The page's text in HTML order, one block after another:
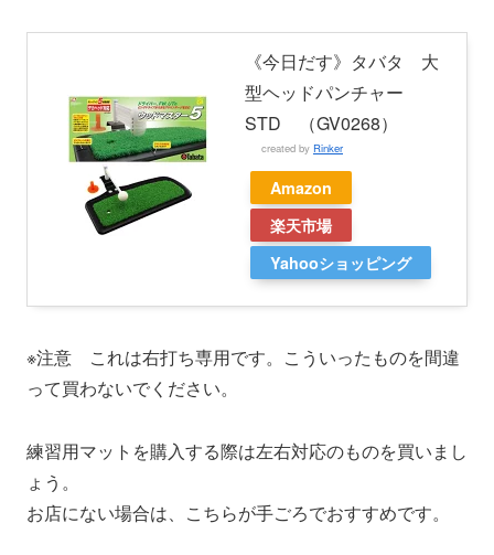
《今日だす》タバタ 大
型ヘッドパンチャー
STD （GV0268）
created by Rinker
Amazon
楽天市場
Yahooショッピング
※注意 これは右打ち専用です。こういったものを間違
って買わないでください。
練習用マットを購入する際は左右対応のものを買いまし
ょう。
お店にない場合は、こちらが手ごろでおすすめです。